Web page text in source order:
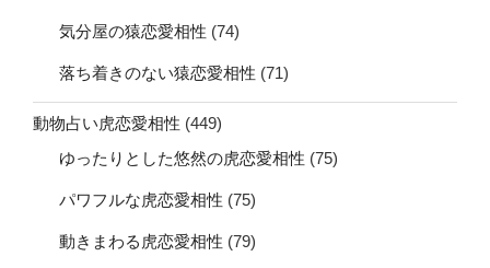
気分屋の猿恋愛相性 (74)
落ち着きのない猿恋愛相性 (71)
動物占い虎恋愛相性 (449)
ゆったりとした悠然の虎恋愛相性 (75)
パワフルな虎恋愛相性 (75)
動きまわる虎恋愛相性 (79)